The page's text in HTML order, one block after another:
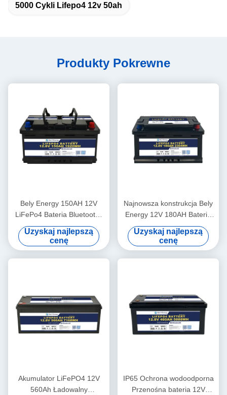
5000 Cykli Lifepo4 12v 50ah
Produkty Pokrewne
Bely Energy 150AH 12V
LiFePo4 Bateria Bluetooth i
samoogrzewanie dla Yachit
Medical
Uzyskaj najlepszą
cenę
Najnowsza konstrukcja Bely
Energy 12V 180AH Baterie
do Bluetooth Do stacji
bazowej do magazynowania
energii UPS RV
Uzyskaj najlepszą
cenę
Akumulator LiFePO4 12V
560Ah Ładowalny
IP65 Ochrona wodoodporna
Przenośna bateria 12V